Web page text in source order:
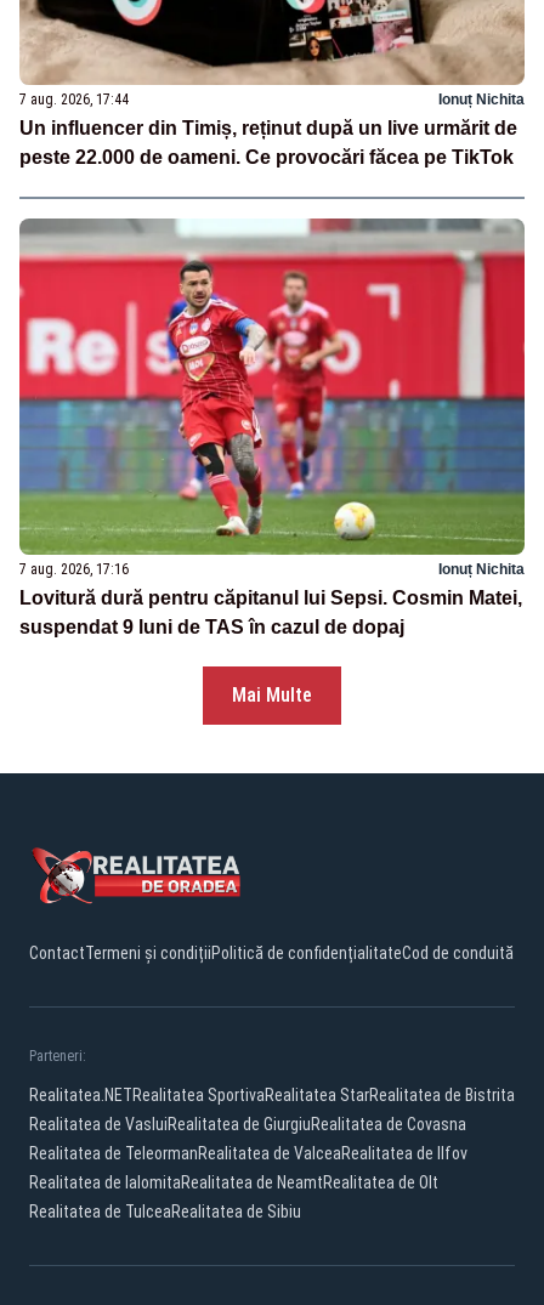
7 aug. 2026, 17:44 Ionuț Nichita
Un influencer din Timiș, reținut după un live urmărit de
peste 22.000 de oameni. Ce provocări făcea pe TikTok
7 aug. 2026, 17:16 Ionuț Nichita
Lovitură dură pentru căpitanul lui Sepsi. Cosmin Matei,
suspendat 9 luni de TAS în cazul de dopaj
Mai Multe
ContactTermeni și condițiiPolitică de confidențialitateCod de conduită
Parteneri:
Realitatea.NETRealitatea SportivaRealitatea StarRealitatea de Bistrita
Realitatea de VasluiRealitatea de GiurgiuRealitatea de Covasna
Realitatea de TeleormanRealitatea de ValceaRealitatea de Ilfov
Realitatea de IalomitaRealitatea de NeamtRealitatea de Olt
Realitatea de TulceaRealitatea de Sibiu